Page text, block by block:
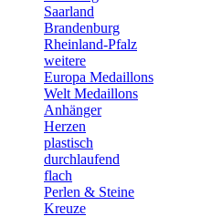
Saarland
Brandenburg
Rheinland-Pfalz
weitere
Europa Medaillons
Welt Medaillons
Anhänger
Herzen
plastisch
durchlaufend
flach
Perlen & Steine
Kreuze